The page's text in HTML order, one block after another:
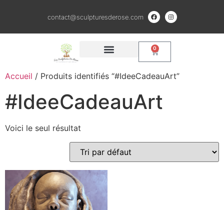
contact@sculpturesderose.com
0
Accueil / Produits identifiés “#IdeeCadeauArt”
#IdeeCadeauArt
Voici le seul résultat